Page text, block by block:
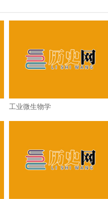
工业微生物学